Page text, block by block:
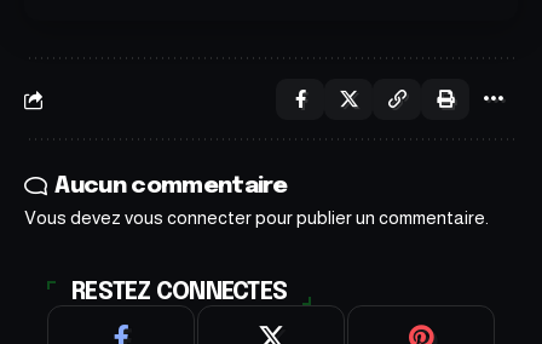
Aucun commentaire
Vous devez vous connecterpour publier un commentaire.
RESTEZ CONNECTES